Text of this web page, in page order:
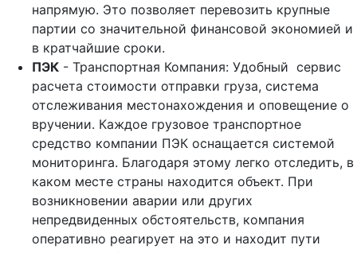
напрямую. Это позволяет перевозить крупные
партии со значительной финансовой экономией и
в кратчайшие сроки.
ПЭК - Транспортная Компания: Удобный сервис
расчета стоимости отправки груза, система
отслеживания местонахождения и оповещение о
вручении. Каждое грузовое транспортное
средство компании ПЭК оснащается системой
мониторинга. Благодаря этому легко отследить, в
каком месте страны находится объект. При
возникновении аварии или других
непредвиденных обстоятельств, компания
оперативно реагирует на это и находит пути